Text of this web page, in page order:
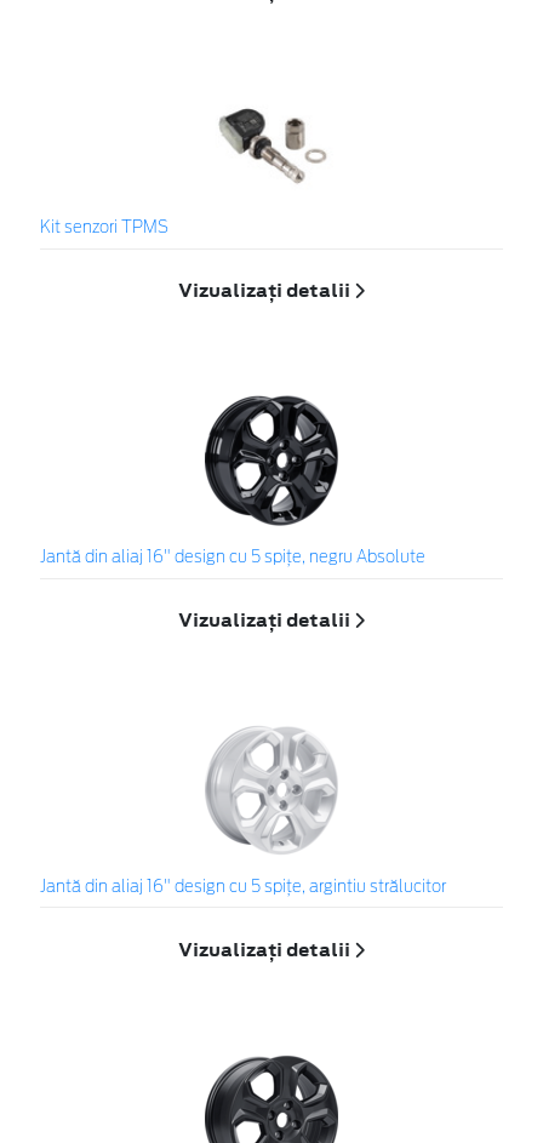
Kit senzori TPMS
Vizualizați detalii
Jantă din aliaj 16" design cu 5 spițe, negru Absolute
Vizualizați detalii
Jantă din aliaj 16" design cu 5 spițe, argintiu strălucitor
Vizualizați detalii